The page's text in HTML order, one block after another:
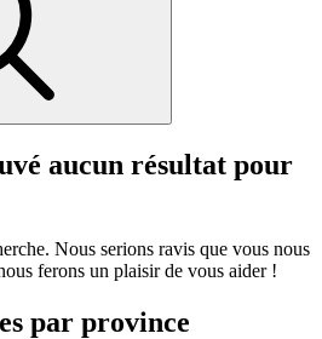
aucun résultat pour
Nous serions ravis que vous nous
ferons un plaisir de vous aider !
par province